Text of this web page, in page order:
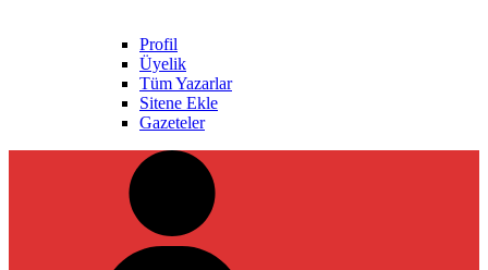
Profil
Üyelik
Tüm Yazarlar
Sitene Ekle
Gazeteler